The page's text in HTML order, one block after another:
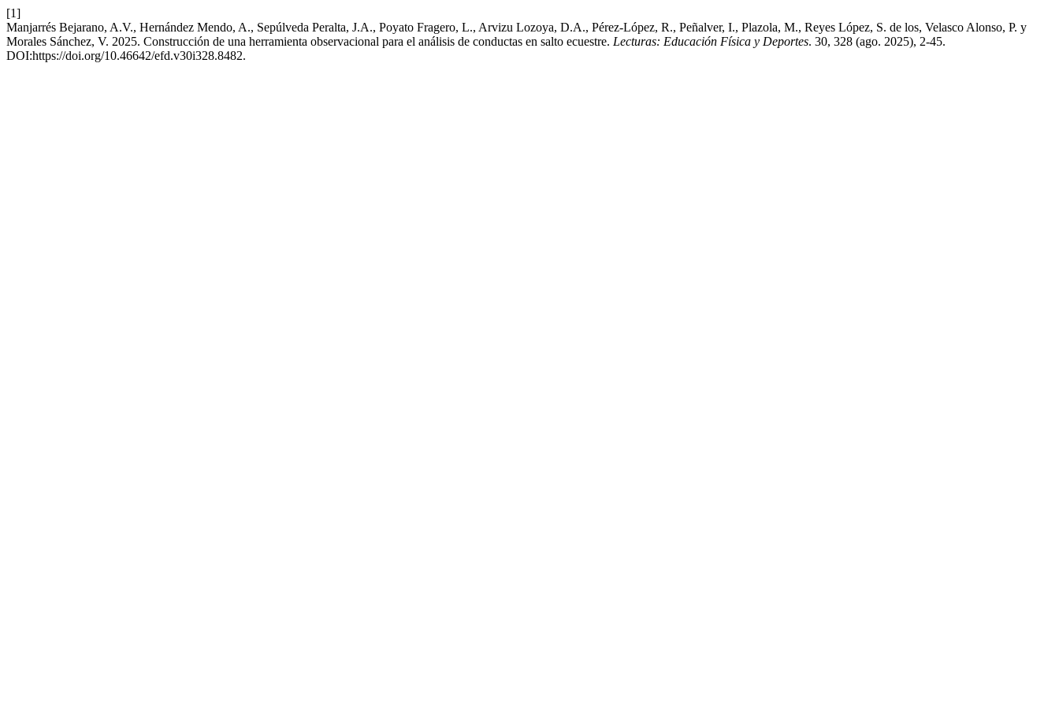
[1]
Manjarrés Bejarano, A.V., Hernández Mendo, A., Sepúlveda Peralta, J.A., Poyato Fragero, L., Arvizu Lozoya, D.A., Pérez-López, R., Peñalver, I., Plazola, M., Reyes López, S. de los, Velasco Alonso, P. y
Morales Sánchez, V. 2025. Construcción de una herramienta observacional para el análisis de conductas en salto ecuestre. Lecturas: Educación Física y Deportes. 30, 328 (ago. 2025), 2-45.
DOI:https://doi.org/10.46642/efd.v30i328.8482.